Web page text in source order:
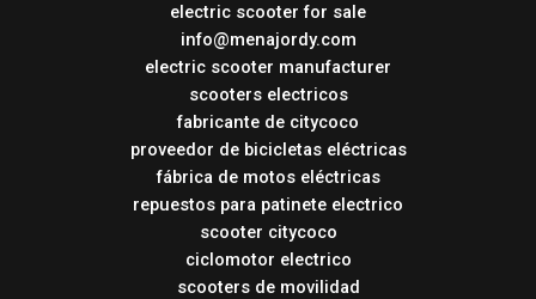
electric scooter for sale
info@menajordy.com
electric scooter manufacturer
scooters electricos
fabricante de citycoco
proveedor de bicicletas eléctricas
fábrica de motos eléctricas
repuestos para patinete electrico
scooter citycoco
ciclomotor electrico
scooters de movilidad